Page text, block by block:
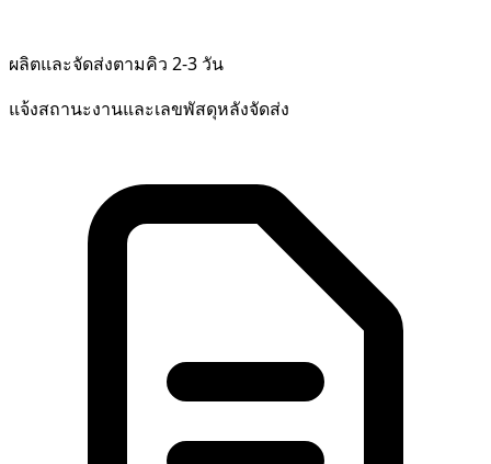
ผลิตและจัดส่งตามคิว 2-3 วัน
แจ้งสถานะงานและเลขพัสดุหลังจัดส่ง